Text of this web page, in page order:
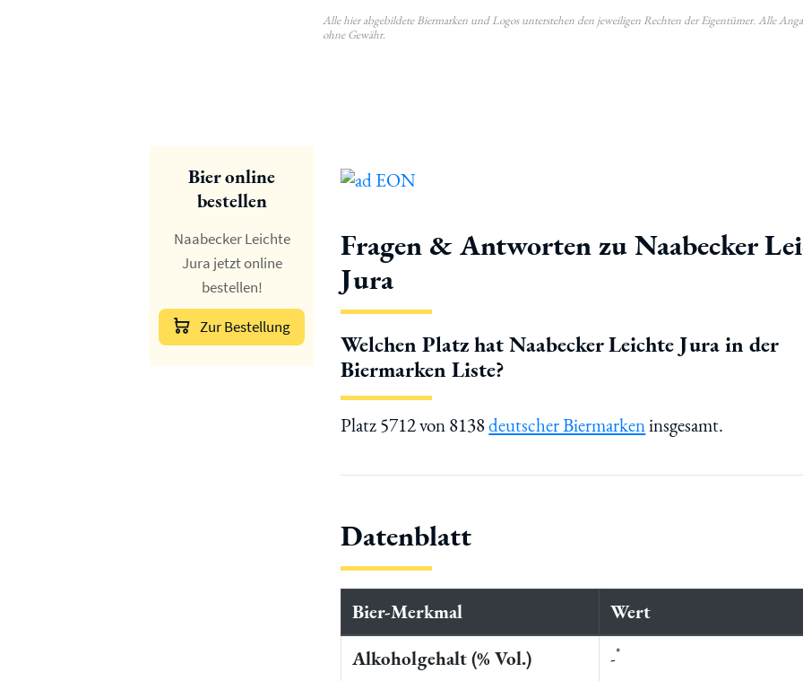
Alle hier abgebildete Biermarken und Logos unterstehen den jeweiligen Rechten der Eigentümer. Alle
ohne Gewähr.
Bier online
bestellen
Naabecker Leichte
Jura jetzt online
bestellen!
Zur Bestellung
Fragen & Antworten zu Naabecker
Jura
Welchen Platz hat Naabecker Leichte Jura in der
Biermarken Liste?
Platz 5712 von 8138deutscher Biermarkeninsgesamt.
Datenblatt
Bier-Merkmal
Wert
Alkoholgehalt (% Vol.)
-*